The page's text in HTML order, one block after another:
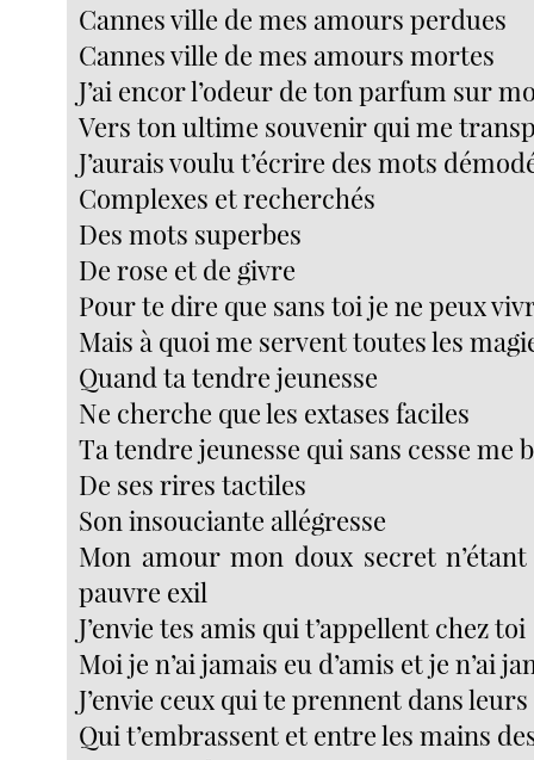
Cannes ville de mes amours perdues
Cannes ville de mes amours mortes
J’ai encor l’odeur de ton parfum sur
Vers ton ultime souvenir qui me
J’aurais voulu t’écrire des mots
Complexes et recherchés
Des mots superbes
De rose et de givre
Pour te dire que sans toi je ne peux
Mais à quoi me servent toutes les
Quand ta tendre jeunesse
Ne cherche que les extases faciles
Ta tendre jeunesse qui sans cesse me
De ses rires tactiles
Son insouciante allégresse
Mon amour mon doux secret
pauvre exil
J’envie tes amis qui t’appellent chez toi
Moi je n’ai jamais eu d’amis et je n’ai
J’envie ceux qui te prennent dans
Qui t’embrassent et entre les mains